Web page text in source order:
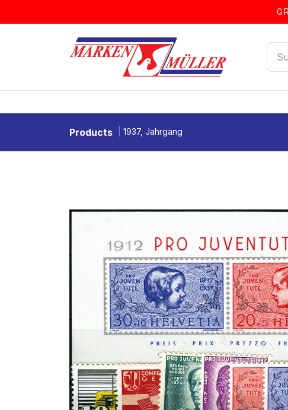
Products 1937, Jahrgang